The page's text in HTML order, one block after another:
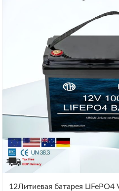
12Литиевая батарея